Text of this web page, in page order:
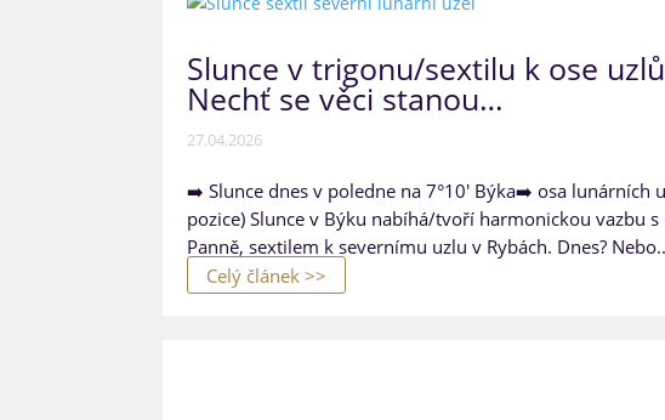
Slunce v trigonu/​sextilu k ose
Nechť se věci stanou…
27.04.2026
➡️ Slunce dnes v poledne na 7°10' Býka➡️ osa lunárních
pozice) Slunce v Býku nabíhá/tvoří harmonickou vazbu
Panně, sextilem k severnímu uzlu v Rybách. Dnes?
Celý článek >>